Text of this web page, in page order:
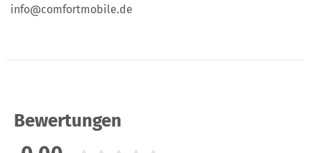
info@comfortmobile.de
Bewertungen